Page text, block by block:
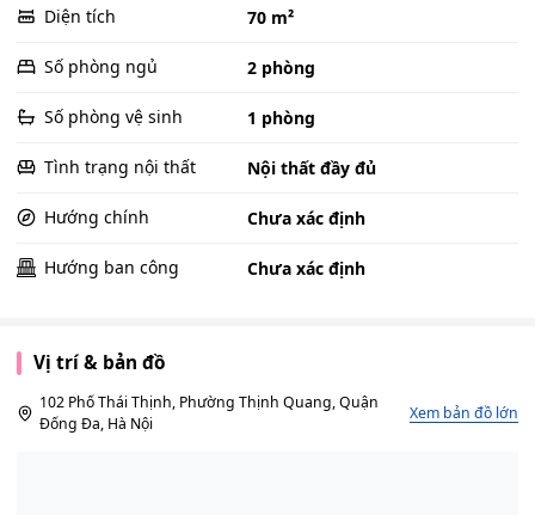
Diện tích 70 m²
Số phòng ngủ 2 phòng
Số phòng vệ sinh 1 phòng
Tình trạng nội thất Nội thất đầy đủ
Hướng chính Chưa xác định
Hướng ban công Chưa xác định
Vị trí & bản đồ
102 Phố Thái Thịnh, Phường Thịnh Quang, Quận
Đống Đa, Hà Nội
Xem bản đồ lớn